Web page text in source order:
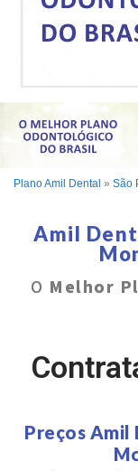
Plano Amil Dental » São
Amil
O Melhor
Preços